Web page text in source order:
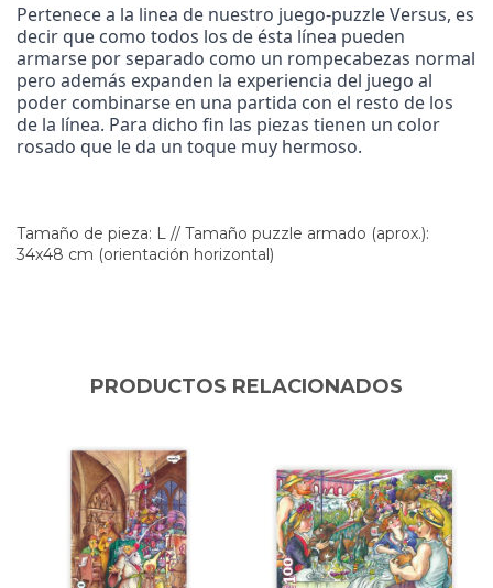
Pertenece a la linea de nuestro juego-puzzle Versus, es
decir que como todos los de ésta línea pueden
armarse por separado como un rompecabezas normal
pero además expanden la experiencia del juego al
poder combinarse en una partida con el resto de los
de la línea. Para dicho fin las piezas tienen un color
rosado que le da un toque muy hermoso.
Tamaño de pieza: L // Tamaño puzzle armado (aprox.):
34x48 cm (orientación horizontal)
PRODUCTOS RELACIONADOS